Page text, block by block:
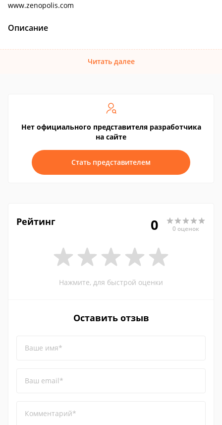
www.zenopolis.com
Описание
Читать далее
Нет официального представителя разработчика
на сайте
Стать представителем
Рейтинг 0 0 оценок
Нажмите, для быстрой оценки
Оставить отзыв
Ваше имя*
Ваш email*
Комментарий*